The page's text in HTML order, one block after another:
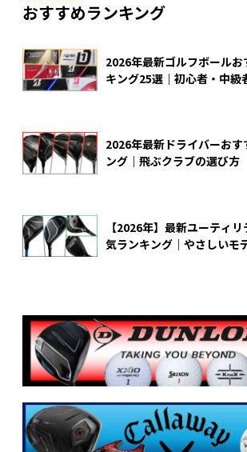
おすすめランキング
2026年最新ゴルフボールお
キング25選｜初心者・中級
2026年最新ドライバーおす
ング｜飛ぶクラブの選び方
【2026年】最新ユーティ
気ランキング｜やさしいモ